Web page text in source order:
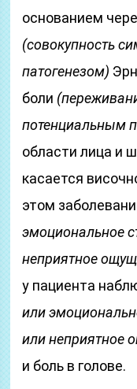
основанием
(совокупность
патогенезом)
боли
потенциальным
области лица и
касается
этом
эмоциональное
неприятное
у пациента
или
или неприятное
и боль в голове.